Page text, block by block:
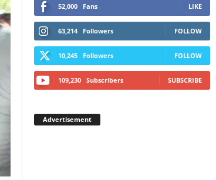
52,000 Fans LIKE
63,214 Followers FOLLOW
10,245 Followers FOLLOW
109,230 Subscribers SUBSCRIBE
Advertisement